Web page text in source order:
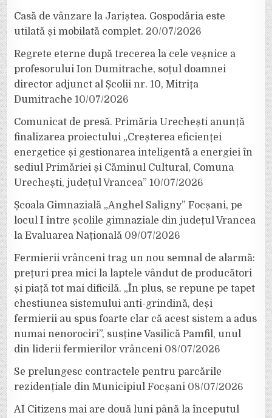
Casă de vânzare la Jariștea. Gospodăria este
utilată și mobilată complet. 20/07/2026
Regrete eterne după trecerea la cele veșnice a
profesorului Ion Dumitrache, soțul doamnei
director adjunct al Școlii nr. 10, Mitrița
Dumitrache 10/07/2026
Comunicat de presă. Primăria Urechești anunță
finalizarea proiectului „Creșterea eficienței
energetice și gestionarea inteligentă a energiei în
sediul Primăriei și Căminul Cultural, Comuna
Urechești, județul Vrancea” 10/07/2026
Școala Gimnazială „Anghel Saligny” Focșani, pe
locul I între școlile gimnaziale din județul Vrancea
la Evaluarea Națională 09/07/2026
Fermierii vrânceni trag un nou semnal de alarmă:
prețuri prea mici la laptele vândut de producători
și piață tot mai dificilă. „În plus, se repune pe tapet
chestiunea sistemului anti-grindină, deși
fermierii au spus foarte clar că acest sistem a adus
numai nenorociri”, susține Vasilică Pamfil, unul
din liderii fermierilor vrânceni 08/07/2026
Se prelungesc contractele pentru parcările
rezidențiale din Municipiul Focșani 08/07/2026
AI Citizens mai are două luni până la începutul